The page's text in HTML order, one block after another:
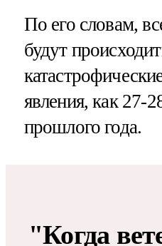
По его словам,
будут
явления, как 27-
прошлого года.
"Когда